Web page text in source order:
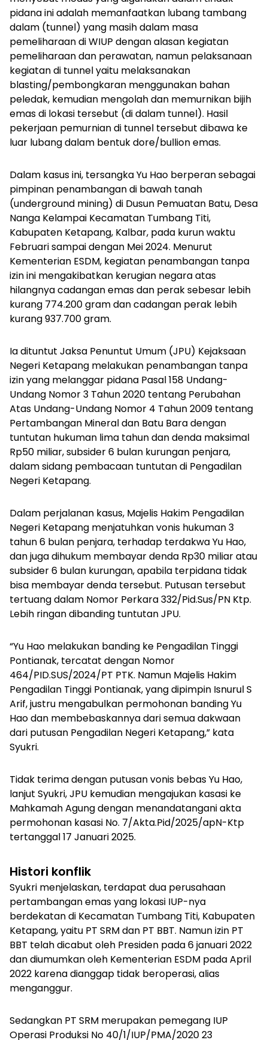
pidana ini adalah memanfaatkan lubang tambang
dalam (tunnel) yang masih dalam masa
pemeliharaan di WIUP dengan alasan kegiatan
pemeliharaan dan perawatan, namun pelaksanaan
kegiatan di tunnel yaitu melaksanakan
blasting/pembongkaran menggunakan bahan
peledak, kemudian mengolah dan memurnikan bijih
emas di lokasi tersebut (di dalam tunnel). Hasil
pekerjaan pemurnian di tunnel tersebut dibawa ke
luar lubang dalam bentuk dore/bullion emas.
Dalam kasus ini, tersangka Yu Hao berperan sebagai
pimpinan penambangan di bawah tanah
(underground mining) di Dusun Pemuatan Batu, Desa
Nanga Kelampai Kecamatan Tumbang Titi,
Kabupaten Ketapang, Kalbar, pada kurun waktu
Februari sampai dengan Mei 2024. Menurut
Kementerian ESDM, kegiatan penambangan tanpa
izin ini mengakibatkan kerugian negara atas
hilangnya cadangan emas dan perak sebesar lebih
kurang 774.200 gram dan cadangan perak lebih
kurang 937.700 gram.
Ia dituntut Jaksa Penuntut Umum (JPU) Kejaksaan
Negeri Ketapang melakukan penambangan tanpa
izin yang melanggar pidana Pasal 158 Undang-
Undang Nomor 3 Tahun 2020 tentang Perubahan
Atas Undang-Undang Nomor 4 Tahun 2009 tentang
Pertambangan Mineral dan Batu Bara dengan
tuntutan hukuman lima tahun dan denda maksimal
Rp50 miliar, subsider 6 bulan kurungan penjara,
dalam sidang pembacaan tuntutan di Pengadilan
Negeri Ketapang.
Dalam perjalanan kasus, Majelis Hakim Pengadilan
Negeri Ketapang menjatuhkan vonis hukuman 3
tahun 6 bulan penjara, terhadap terdakwa Yu Hao,
dan juga dihukum membayar denda Rp30 miliar atau
subsider 6 bulan kurungan, apabila terpidana tidak
bisa membayar denda tersebut. Putusan tersebut
tertuang dalam Nomor Perkara 332/Pid.Sus/PN Ktp.
Lebih ringan dibanding tuntutan JPU.
“Yu Hao melakukan banding ke Pengadilan Tinggi
Pontianak, tercatat dengan Nomor
464/PID.SUS/2024/PT PTK. Namun Majelis Hakim
Pengadilan Tinggi Pontianak, yang dipimpin Isnurul S
Arif, justru mengabulkan permohonan banding Yu
Hao dan membebaskannya dari semua dakwaan
dari putusan Pengadilan Negeri Ketapang,” kata
Syukri.
Tidak terima dengan putusan vonis bebas Yu Hao,
lanjut Syukri, JPU kemudian mengajukan kasasi ke
Mahkamah Agung dengan menandatangani akta
permohonan kasasi No. 7/Akta.Pid/2025/apN-Ktp
tertanggal 17 Januari 2025.
Histori konflik
Syukri menjelaskan, terdapat dua perusahaan
pertambangan emas yang lokasi IUP-nya
berdekatan di Kecamatan Tumbang Titi, Kabupaten
Ketapang, yaitu PT SRM dan PT BBT. Namun izin PT
BBT telah dicabut oleh Presiden pada 6 januari 2022
dan diumumkan oleh Kementerian ESDM pada April
2022 karena dianggap tidak beroperasi, alias
menganggur.
Sedangkan PT SRM merupakan pemegang IUP
Operasi Produksi No 40/1/IUP/PMA/2020 23